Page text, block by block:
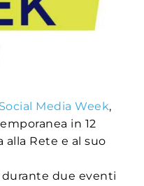
Social Media Week,
in 12
Rete e al suo
due eventi